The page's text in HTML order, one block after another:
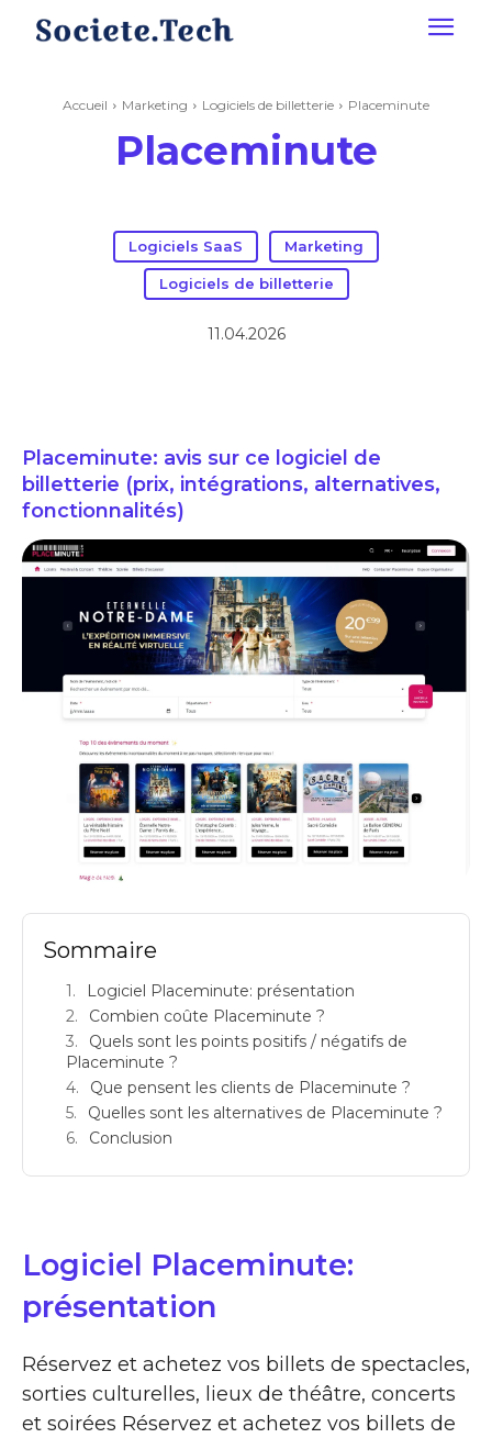
Accueil Marketing Logiciels de billetterie Placeminute
Placeminute
Logiciels SaaS Marketing
Logiciels de billetterie
11.04.2026
Placeminute: avis sur ce logiciel de
billetterie (prix, intégrations, alternatives,
fonctionnalités)
placeminute avis logiciels de billetterie ticketing prix
Sommaire
Logiciel Placeminute: présentation
Combien coûte Placeminute ?
Quels sont les points positifs / négatifs de
Placeminute ?
Que pensent les clients de Placeminute ?
Quelles sont les alternatives de Placeminute ?
Conclusion
Logiciel Placeminute:
présentation
Réservez et achetez vos billets de spectacles,
sorties culturelles, lieux de théâtre, concerts
et soirées Réservez et achetez vos billets de